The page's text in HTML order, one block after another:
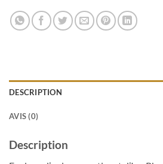
DESCRIPTION
AVIS (0)
Description